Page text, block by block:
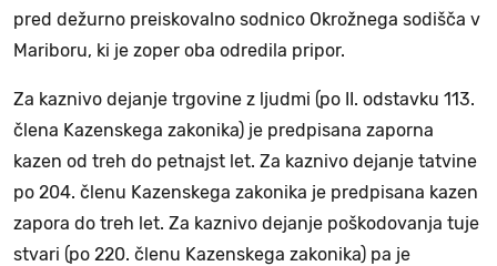
pred dežurno preiskovalno sodnico Okrožnega sodišča v
Mariboru, ki je zoper oba odredila pripor.
Za kaznivo dejanje trgovine z ljudmi (po II. odstavku 113.
člena Kazenskega zakonika) je predpisana zaporna
kazen od treh do petnajst let. Za kaznivo dejanje tatvine
po 204. členu Kazenskega zakonika je predpisana kazen
zapora do treh let. Za kaznivo dejanje poškodovanja tuje
stvari (po 220. členu Kazenskega zakonika) pa je